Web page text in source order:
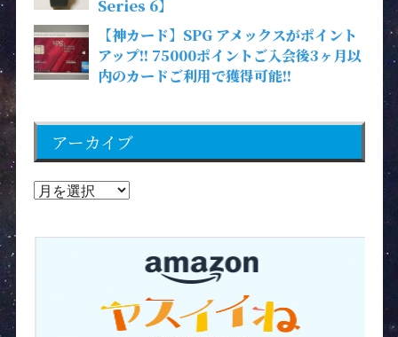
Series 6】
【神カード】SPG アメックスがポイント
アップ!! 75000ポイントご入会後3ヶ月以
内のカードご利用で獲得可能!!
アーカイブ